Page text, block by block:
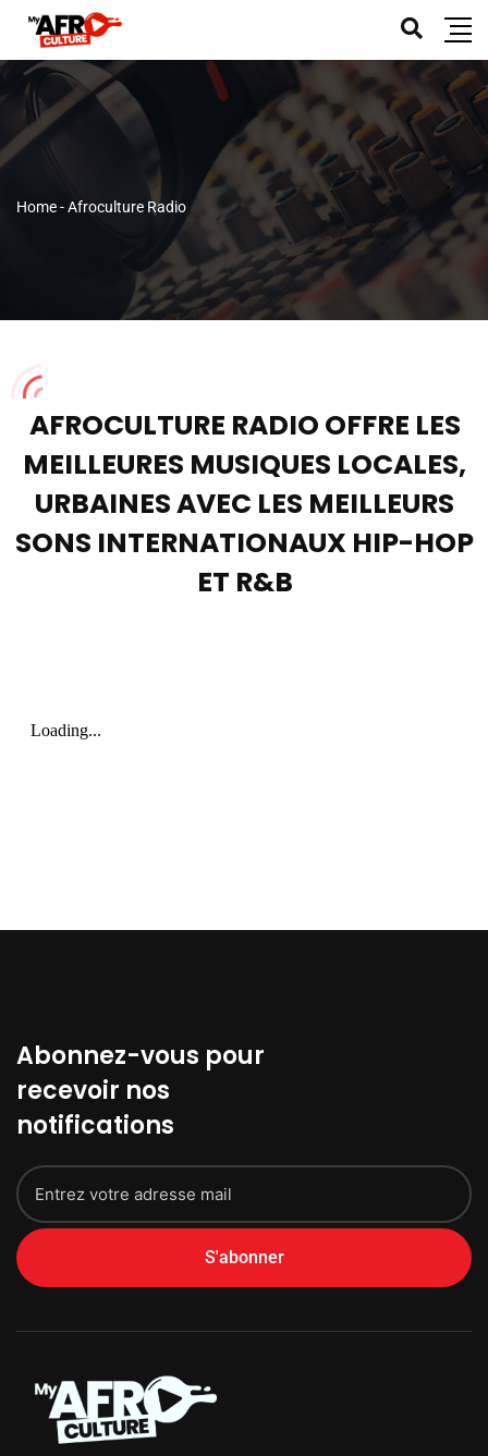
Home-Afroculture Radio
AFROCULTURE RADIO OFFRE LES
MEILLEURES MUSIQUES LOCALES,
URBAINES AVEC LES MEILLEURS
SONS INTERNATIONAUX HIP-HOP
ET R&B
Abonnez-vous pour
recevoir nos
notifications
S'abonner